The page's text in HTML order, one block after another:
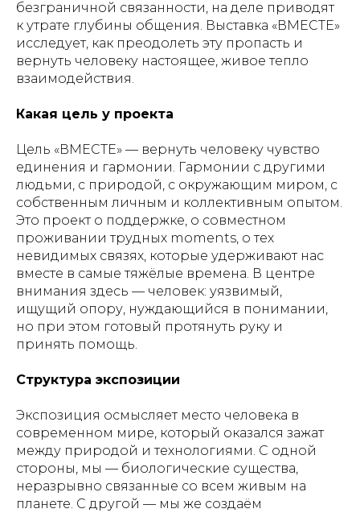
безграничной связанности, на деле приводят
к утрате глубины общения. Выставка «ВМЕСТЕ»
исследует, как преодолеть эту пропасть и
вернуть человеку настоящее, живое тепло
взаимодействия.
Какая цель у проекта
Цель «ВМЕСТЕ» — вернуть человеку чувство
единения и гармонии. Гармонии с другими
людьми, с природой, с окружающим миром, с
собственным личным и коллективным опытом.
Это проект о поддержке, о совместном
проживании трудных moments, о тех
невидимых связях, которые удерживают нас
вместе в самые тяжёлые времена. В центре
внимания здесь — человек: уязвимый,
ищущий опору, нуждающийся в понимании,
но при этом готовый протянуть руку и
принять помощь.
Структура экспозиции
Экспозиция осмысляет место человека в
современном мире, который оказался зажат
между природой и технологиями. С одной
стороны, мы — биологические существа,
неразрывно связанные со всем живым на
планете. С другой — мы же создаём